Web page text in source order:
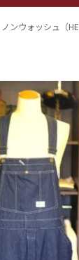
ンウォッシュ（